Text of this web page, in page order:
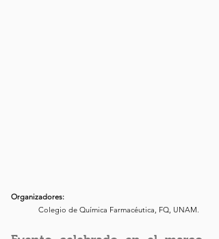
Organizadores:
Colegio de Química Farmacéutica, FQ, UNAM.